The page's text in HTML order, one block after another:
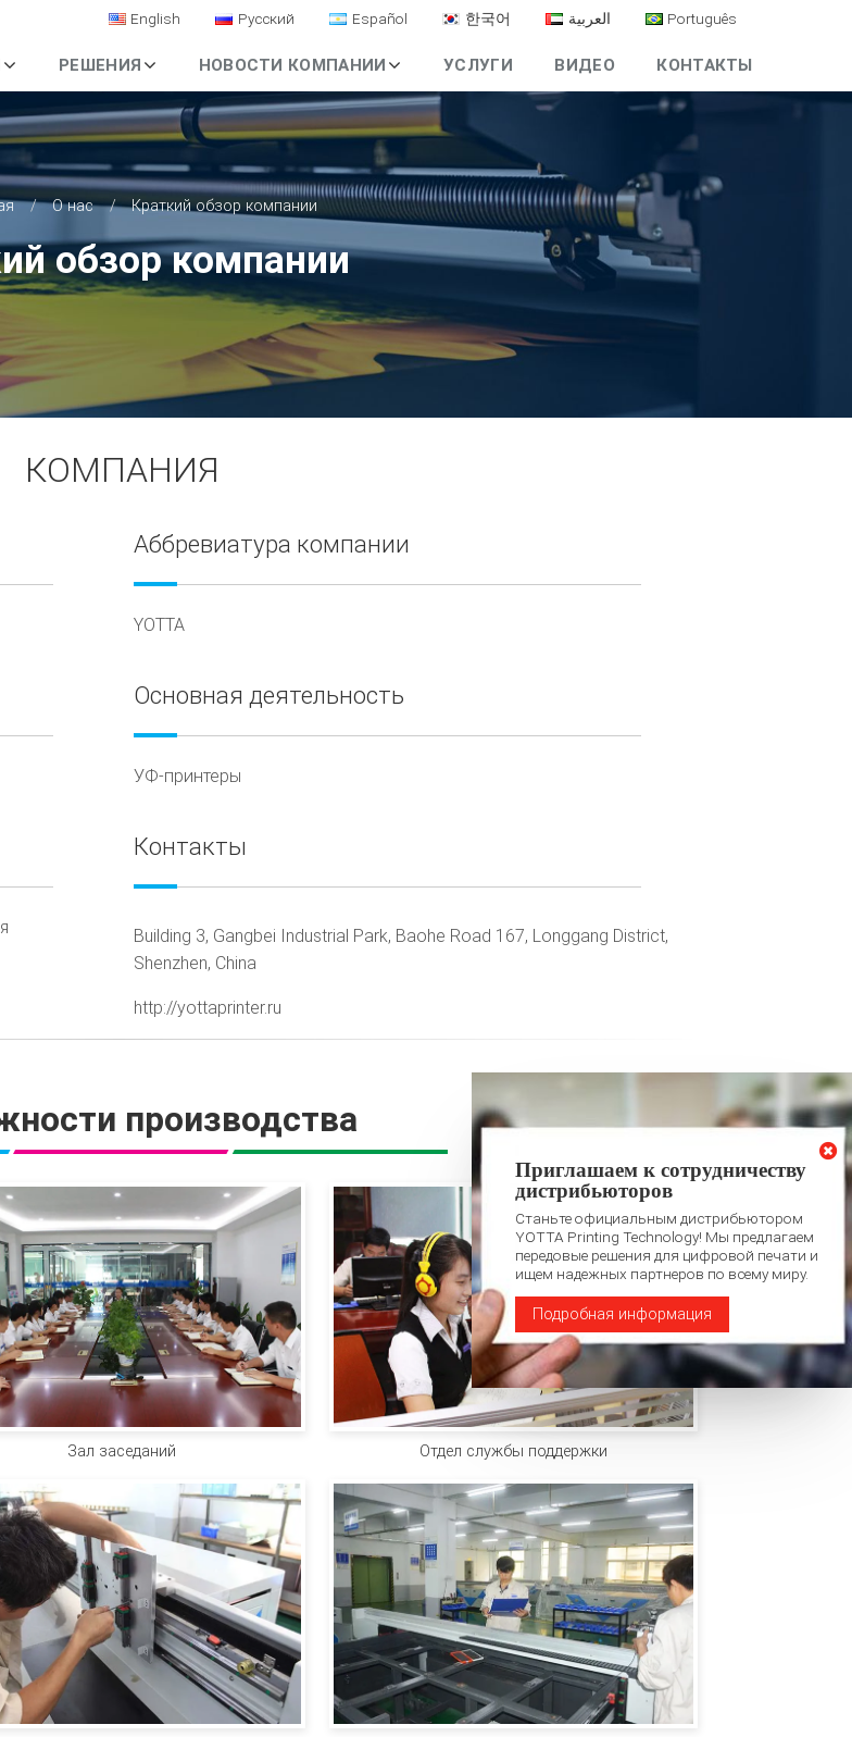
English Русский Español 한국어 العربية Português
РЕШЕНИЯ НОВОСТИ КОМПАНИИ УСЛУГИ ВИДЕО КОНТАКТЫ
О нас Краткий обзор компании
обзор компании
КОМПАНИЯ
Аббревиатура компании
YOTTA
Основная деятельность
УФ-принтеры
Контакты
Building 3, Gangbei Industrial Park, Baohe Road 167, Longgang District,
Shenzhen, China
http://yottaprinter.ru
производства
Зал заседаний Отдел службы поддержки
Приглашаем к сотрудничеству
дистрибьюторов
Станьте официальным дистрибьютором
YOTTA Printing Technology! Мы предлагаем
передовые решения для цифровой печати и
ищем надежных партнеров по всему миру.
Подробная информация